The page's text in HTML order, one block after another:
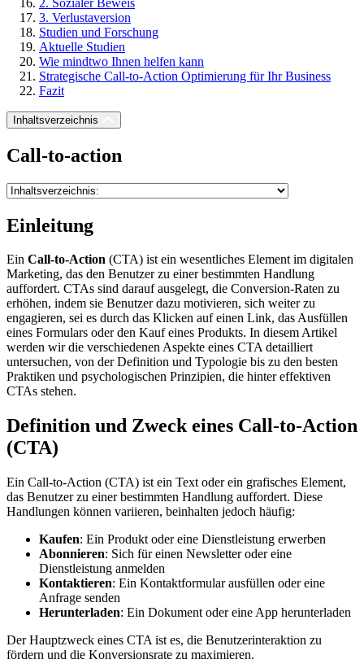
3. Verlustaversion
Studien und Forschung
Aktuelle Studien
Wie mindtwo Ihnen helfen kann
Strategische Call-to-Action Optimierung für Ihr Business
Fazit
Inhaltsverzeichnis
Call-to-action
Einleitung
Ein Call-to-Action (CTA) ist ein wesentliches Element im digitalen
Marketing, das den Benutzer zu einer bestimmten Handlung
auffordert. CTAs sind darauf ausgelegt, die Conversion-Raten zu
erhöhen, indem sie Benutzer dazu motivieren, sich weiter zu
engagieren, sei es durch das Klicken auf einen Link, das Ausfüllen
eines Formulars oder den Kauf eines Produkts. In diesem Artikel
werden wir die verschiedenen Aspekte eines CTA detailliert
untersuchen, von der Definition und Typologie bis zu den besten
Praktiken und psychologischen Prinzipien, die hinter effektiven
CTAs stehen.
Definition und Zweck eines Call-to-Action
(CTA)
Ein Call-to-Action (CTA) ist ein Text oder ein grafisches Element,
das Benutzer zu einer bestimmten Handlung auffordert. Diese
Handlungen können variieren, beinhalten jedoch häufig:
Kaufen: Ein Produkt oder eine Dienstleistung erwerben
Abonnieren: Sich für einen Newsletter oder eine
Dienstleistung anmelden
Kontaktieren: Ein Kontaktformular ausfüllen oder eine
Anfrage senden
Herunterladen: Ein Dokument oder eine App herunterladen
Der Hauptzweck eines CTA ist es, die Benutzerinteraktion zu
fördern und die Konversionsrate zu maximieren.